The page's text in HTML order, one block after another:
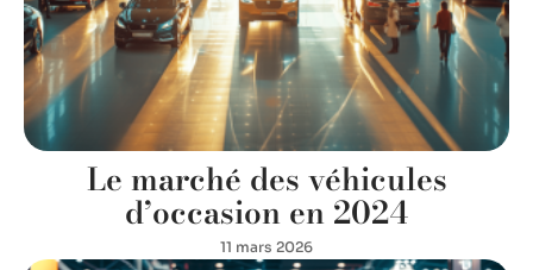
Le marché des véhicules
d’occasion en 2024
11 mars 2026